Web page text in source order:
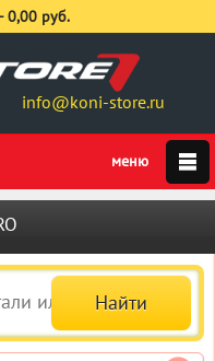
info@koni-store.ru
0,00 руб.